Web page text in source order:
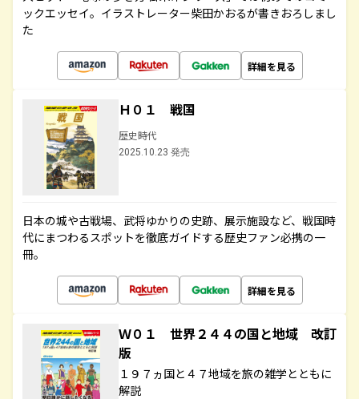
ックエッセイ。イラストレーター柴田かおるが書きおろしまし
た
詳細を見る
Ｈ０１ 戦国
歴史時代
2025.10.23 発売
日本の城や古戦場、武将ゆかりの史跡、展示施設など、戦国時
代にまつわるスポットを徹底ガイドする歴史ファン必携の一
冊。
詳細を見る
Ｗ０１ 世界２４４の国と地域 改訂
版
１９７ヵ国と４７地域を旅の雑学とともに
解説